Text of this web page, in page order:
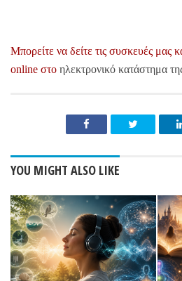
Μπορείτε να δείτε τις συσκευές μας
online στο ηλεκτρονικό κατάστημα
YOU MIGHT ALSO LIKE